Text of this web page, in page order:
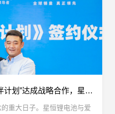
重磅！爱玛加盟“恒星伙伴计划”达成战略合作，星恒&amp;爱玛共创豪锂新时代
重大日子。星恒锂电池与爱